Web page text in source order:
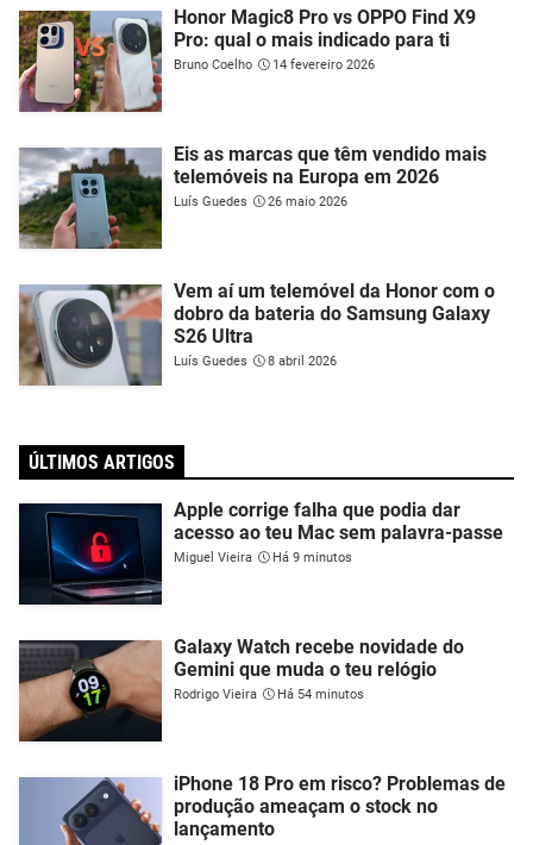
Honor Magic8 Pro vs OPPO Find X9
Pro: qual o mais indicado para ti
Bruno Coelho 14 fevereiro 2026
Eis as marcas que têm vendido mais
telemóveis na Europa em 2026
Luís Guedes 26 maio 2026
Vem aí um telemóvel da Honor com o
dobro da bateria do Samsung Galaxy
S26 Ultra
Luís Guedes 8 abril 2026
ÚLTIMOS ARTIGOS
Apple corrige falha que podia dar
acesso ao teu Mac sem palavra-passe
Miguel Vieira Há 9 minutos
Galaxy Watch recebe novidade do
Gemini que muda o teu relógio
Rodrigo Vieira Há 54 minutos
iPhone 18 Pro em risco? Problemas de
produção ameaçam o stock no
lançamento